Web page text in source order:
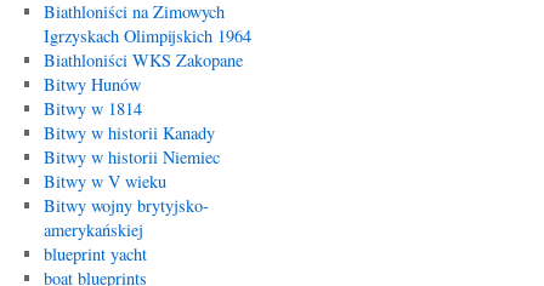
Biathloniści na Zimowych
Igrzyskach Olimpijskich 1964
Biathloniści WKS Zakopane
Bitwy Hunów
Bitwy w 1814
Bitwy w historii Kanady
Bitwy w historii Niemiec
Bitwy w V wieku
Bitwy wojny brytyjsko-
amerykańskiej
blueprint yacht
boat blueprints